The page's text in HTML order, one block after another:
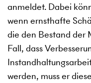
anmeldet. Dabei
wenn ernsthafte
die den Bestand der
Fall, dass
werden, muss er